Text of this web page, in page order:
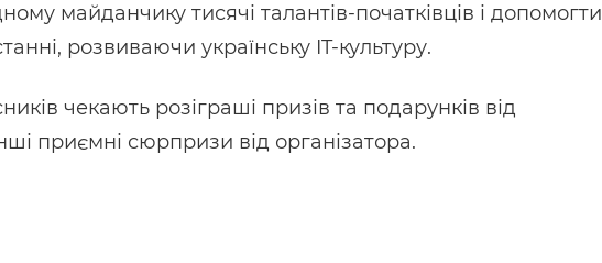
майданчику тисячі талантів-початківців і допомогти
розвиваючи українську IT-культуру.
чекають розіграші призів та подарунків від
приємні сюрпризи від організатора.